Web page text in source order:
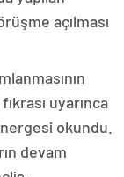
açılması
uyarınca
okundu.
devam